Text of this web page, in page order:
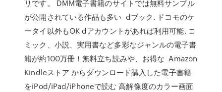
リです。 DMM電子書籍のサイトでは無料サンプル
が公開されている作品も多い dブック. ドコモのケ
ータイ以外もOK dアカウントがあれば利用可能. コ
ミック、小説、実用書など多彩なジャンルの電子書
籍が約100万冊！無料立ち読みや、お得な Amazon
Kindleストア からダウンロード購入した電子書籍
をiPod/iPad/iPhoneで読む 高解像度のカラー画面